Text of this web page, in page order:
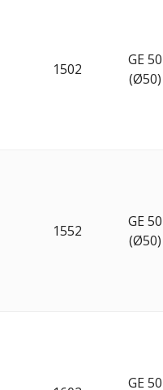
1502
GE 50
(Ø50)
1552
GE 50
(Ø50)
GE 50